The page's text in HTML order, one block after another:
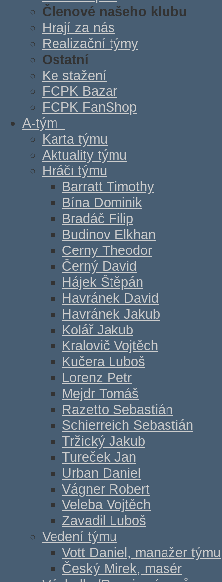
Členové našeho klubu
Hrají za nás
Realizační týmy
Ostatní
Ke stažení
FCPK Bazar
FCPK FanShop
A-tým
Karta týmu
Aktuality týmu
Hráči týmu
Barratt Timothy
Bína Dominik
Bradáč Filip
Budinov Elkhan
Cerny Theodor
Černý David
Hájek Štěpán
Havránek David
Havránek Jakub
Kolář Jakub
Kralovič Vojtěch
Kučera Luboš
Lorenz Petr
Mejdr Tomáš
Razetto Sebastián
Schierreich Sebastián
Tržický Jakub
Tureček Jan
Urban Daniel
Vágner Robert
Veleba Vojtěch
Zavadil Luboš
Vedení týmu
Vott Daniel, manažer týmu
Český Mirek, masér